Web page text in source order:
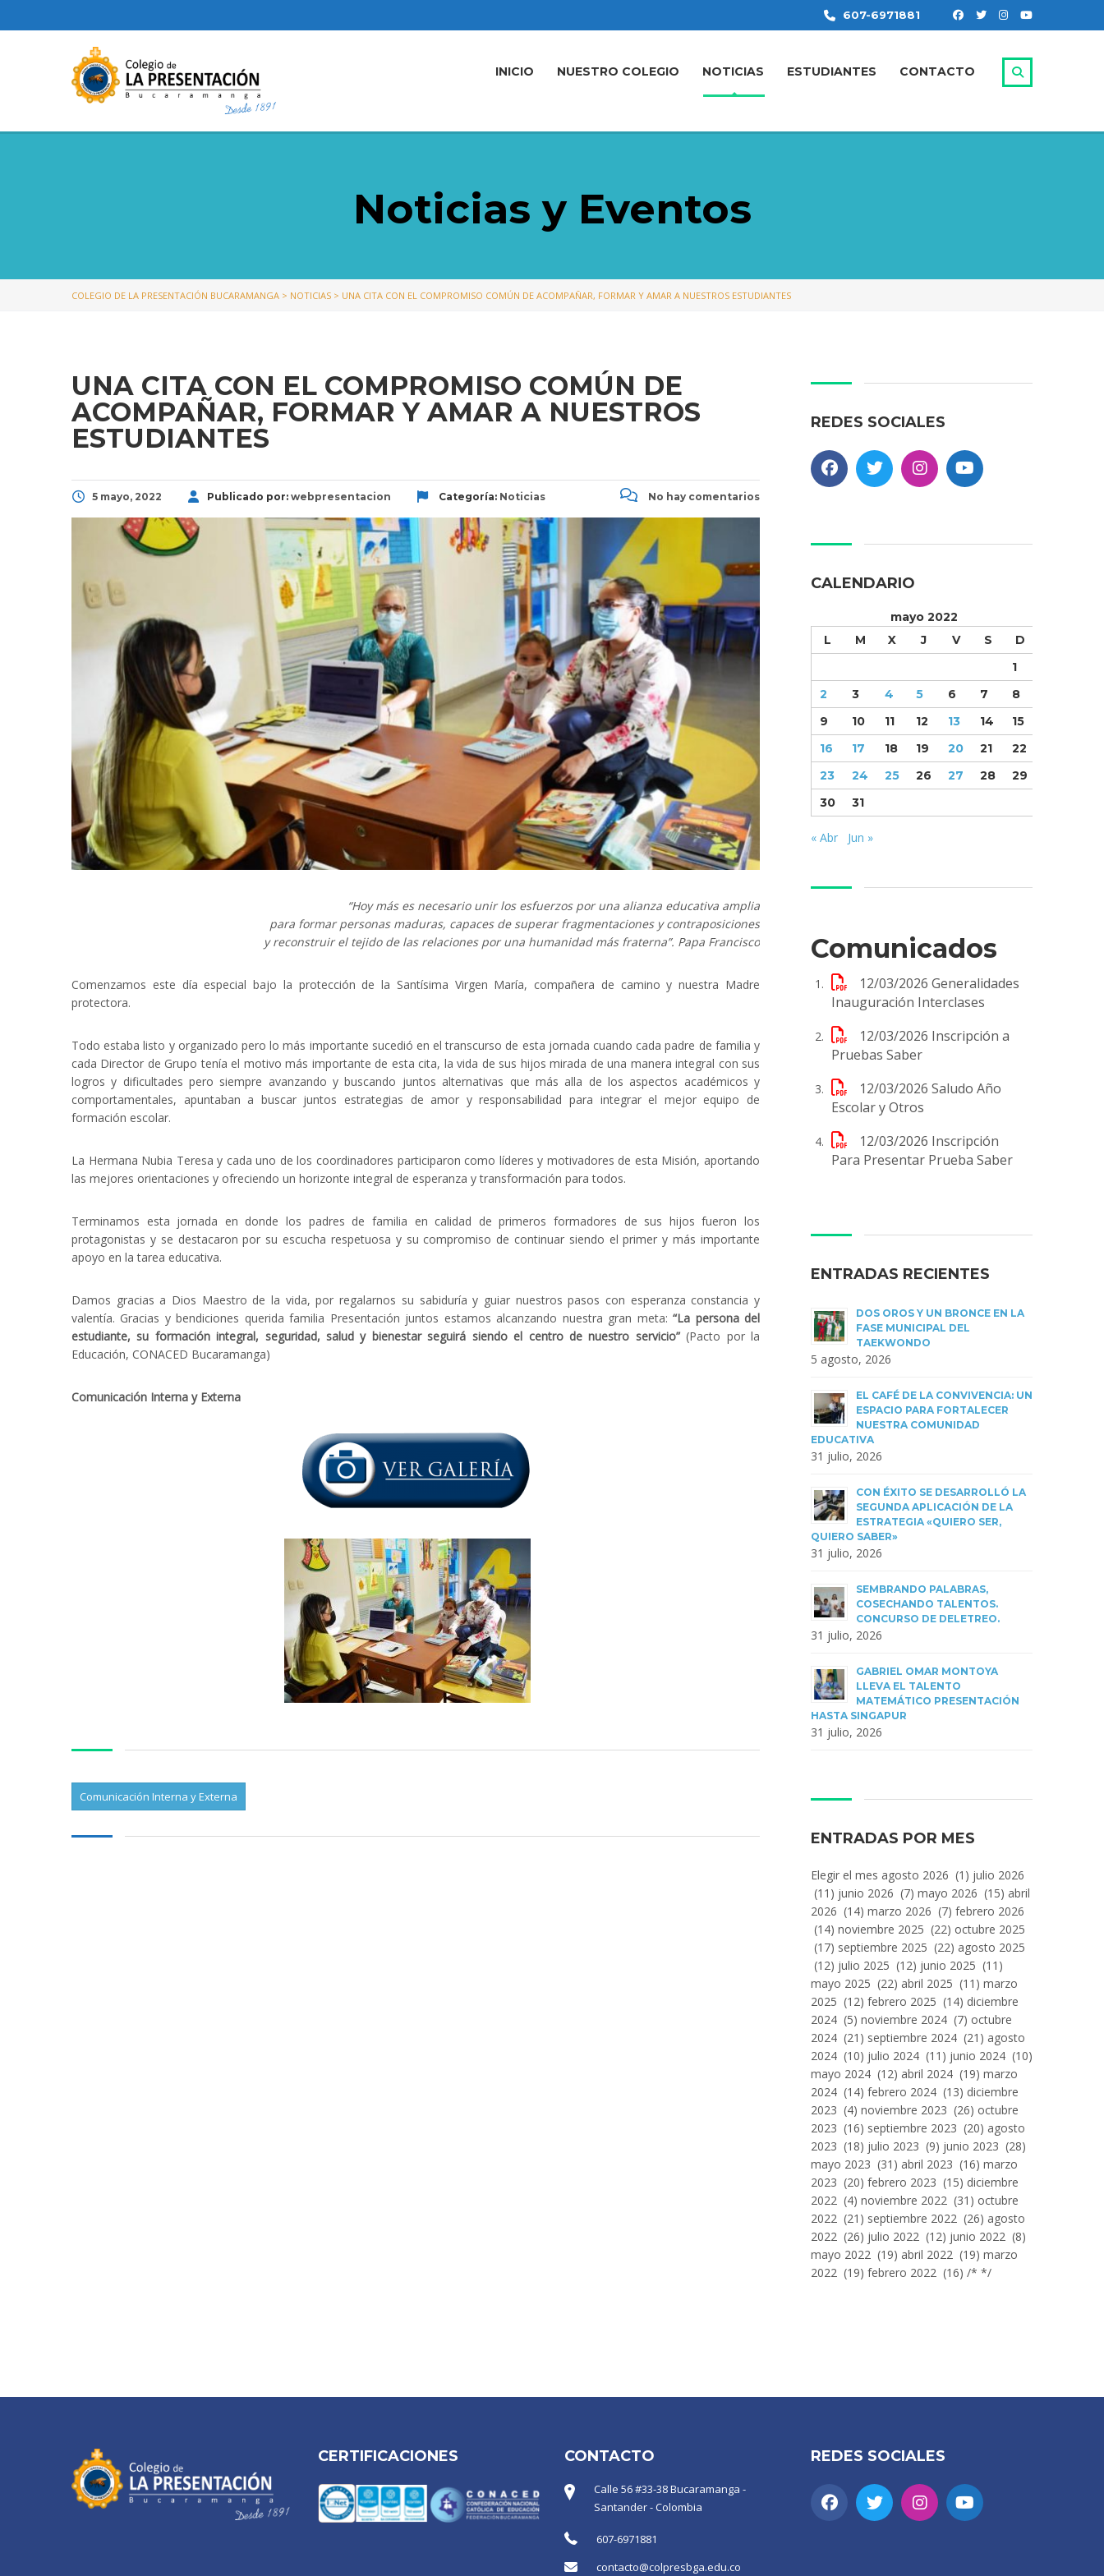
607-6971881
INICIO NUESTRO COLEGIO NOTICIAS ESTUDIANTES CONTACTO
Noticias y Eventos
COLEGIO DE LA PRESENTACIÓN BUCARAMANGA > NOTICIAS > UNA CITA CON EL COMPROMISO COMÚN DE ACOMPAÑAR, FORMAR Y AMAR A NUESTROS ESTUDIANTES
UNA CITA CON EL COMPROMISO COMÚN DE
ACOMPAÑAR, FORMAR Y AMAR A NUESTROS
ESTUDIANTES
5 mayo, 2022 Publicado por: webpresentacion Categoría: Noticias No hay comentarios
“Hoy más es necesario unir los esfuerzos por una alianza educativa amplia
para formar personas maduras, capaces de superar fragmentaciones y contraposiciones
y reconstruir el tejido de las relaciones por una humanidad más fraterna”. Papa Francisco
Comenzamos este día especial bajo la protección de la Santísima Virgen María, compañera de camino y nuestra Madre
protectora.
Todo estaba listo y organizado pero lo más importante sucedió en el transcurso de esta jornada cuando cada padre de familia y
cada Director de Grupo tenía el motivo más importante de esta cita, la vida de sus hijos mirada de una manera integral con sus
logros y dificultades pero siempre avanzando y buscando juntos alternativas que más alla de los aspectos académicos y
comportamentales, apuntaban a buscar juntos estrategias de amor y responsabilidad para integrar el mejor equipo de
formación escolar.
La Hermana Nubia Teresa y cada uno de los coordinadores participaron como líderes y motivadores de esta Misión, aportando
las mejores orientaciones y ofreciendo un horizonte integral de esperanza y transformación para todos.
Terminamos esta jornada en donde los padres de familia en calidad de primeros formadores de sus hijos fueron los
protagonistas y se destacaron por su escucha respetuosa y su compromiso de continuar siendo el primer y más importante
apoyo en la tarea educativa.
Damos gracias a Dios Maestro de la vida, por regalarnos su sabiduría y guiar nuestros pasos con esperanza constancia y
valentía. Gracias y bendiciones querida familia Presentación juntos estamos alcanzando nuestra gran meta:“La persona del
estudiante, su formación integral, seguridad, salud y bienestar seguirá siendo el centro de nuestro servicio”(Pacto por la
Educación, CONACED Bucaramanga)
Comunicación Interna y Externa
Comunicación Interna y Externa
REDES SOCIALES
CALENDARIO
mayo 2022
L
M X J V S
D
1
2
3 4 5 6 7
8
9
10 11 12 13 14
15
16
17 18 19 20 21
22
23
24 25 26 27 28
29
30
31
« Abr Jun »
Comunicados
12/03/2026 Generalidades
Inauguración Interclases
12/03/2026 Inscripción a
Pruebas Saber
12/03/2026 Saludo Año
Escolar y Otros
12/03/2026 Inscripción
Para Presentar Prueba Saber
ENTRADAS RECIENTES
DOS OROS Y UN BRONCE EN LA
FASE MUNICIPAL DEL
TAEKWONDO
5 agosto, 2026
EL CAFÉ DE LA CONVIVENCIA: UN
ESPACIO PARA FORTALECER
NUESTRA COMUNIDAD
EDUCATIVA
31 julio, 2026
CON ÉXITO SE DESARROLLÓ LA
SEGUNDA APLICACIÓN DE LA
ESTRATEGIA «QUIERO SER,
QUIERO SABER»
31 julio, 2026
SEMBRANDO PALABRAS,
COSECHANDO TALENTOS.
CONCURSO DE DELETREO.
31 julio, 2026
GABRIEL OMAR MONTOYA
LLEVA EL TALENTO
MATEMÁTICO PRESENTACIÓN
HASTA SINGAPUR
31 julio, 2026
ENTRADAS POR MES
Entradas
Por
Mes
Elegir el mes agosto 2026 (1) julio 2026
(11) junio 2026 (7) mayo 2026 (15) abril
2026 (14) marzo 2026 (7) febrero 2026
(14) noviembre 2025 (22) octubre 2025
(17) septiembre 2025 (22) agosto 2025
(12) julio 2025 (12) junio 2025 (11)
mayo 2025 (22) abril 2025 (11) marzo
2025 (12) febrero 2025 (14) diciembre
2024 (5) noviembre 2024 (7) octubre
2024 (21) septiembre 2024 (21) agosto
2024 (10) julio 2024 (11) junio 2024 (10)
mayo 2024 (12) abril 2024 (19) marzo
2024 (14) febrero 2024 (13) diciembre
2023 (4) noviembre 2023 (26) octubre
2023 (16) septiembre 2023 (20) agosto
2023 (18) julio 2023 (9) junio 2023 (28)
mayo 2023 (31) abril 2023 (16) marzo
2023 (20) febrero 2023 (15) diciembre
2022 (4) noviembre 2022 (31) octubre
2022 (21) septiembre 2022 (26) agosto
2022 (26) julio 2022 (12) junio 2022 (8)
mayo 2022 (19) abril 2022 (19) marzo
2022 (19) febrero 2022 (16) /* */
CERTIFICACIONES CONTACTO
Calle 56 #33-38 Bucaramanga -
Santander - Colombia
607-6971881
contacto@colpresbga.edu.co
REDES SOCIALES